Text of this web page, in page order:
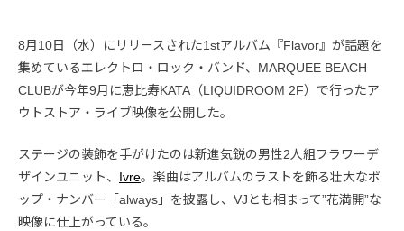
8月10日（水）にリリースされた1stアルバム『Flavor』が話題を
集めているエレクトロ・ロック・バンド、MARQUEE BEACH
CLUBが今年9月に恵比寿KATA（LIQUIDROOM 2F）で行ったア
ウトストア・ライブ映像を公開した。
ステージの装飾を手がけたのは新進気鋭の男性2人組フラワーデ
ザインユニット、 Ivre。楽曲はアルバムのラストを飾る壮大なポ
ップ・ナンバー「always」を披露し、VJとも相まって”花満開”な
映像に仕上がっている。